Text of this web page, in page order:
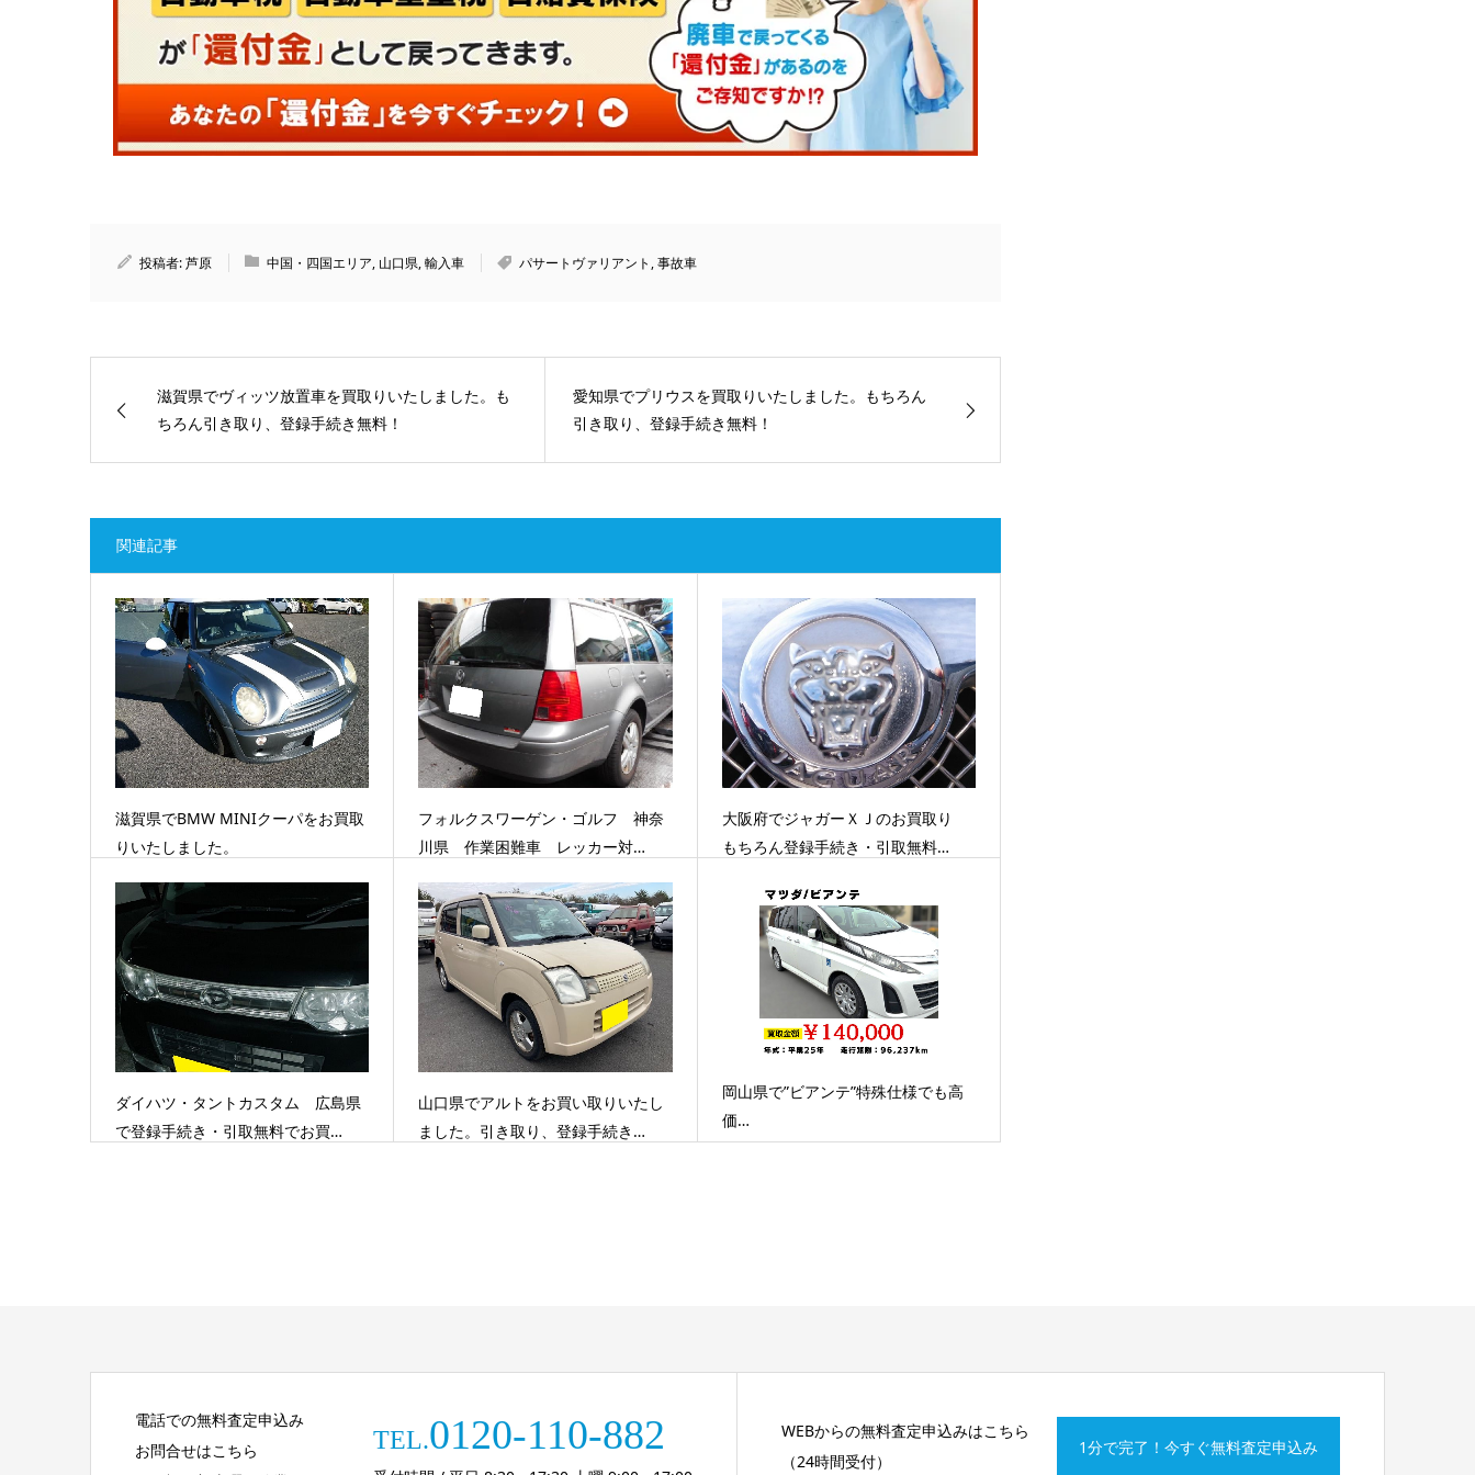
投稿者:芦原 中国・四国エリア, 山口県,輸入車 パサートヴァリアント ,事故車
滋賀県でヴィッツ放置車を買取りいたしました。も
ちろん引き取り、登録手続き無料！
愛知県でプリウスを買取りいたしました。もちろん
引き取り、登録手続き無料！
関連記事
滋賀県でBMW MINIクーパをお買取
りいたしました。
フォルクスワーゲン・ゴルフ 神奈
川県 作業困難車 レッカー対…
大阪府でジャガーＸＪのお買取り
もちろん登録手続き・引取無料…
ダイハツ・タントカスタム 広島県
で登録手続き・引取無料でお買…
山口県でアルトをお買い取りいたし
ました。引き取り、登録手続き…
岡山県で”ビアンテ”特殊仕様でも高
価…
電話での無料査定申込み
お問合せはこちら
TEL.0120-110-882
WEBからの無料査定申込みはこちら
（24時間受付）
1分で完了！今すぐ無料査定申込み